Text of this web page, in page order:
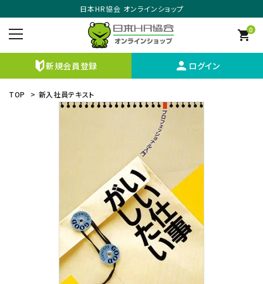
日本HR協会 オンラインショップ
0
shopping_cart
新規会員登録 person ログイン
TOP > 新入社員テキスト